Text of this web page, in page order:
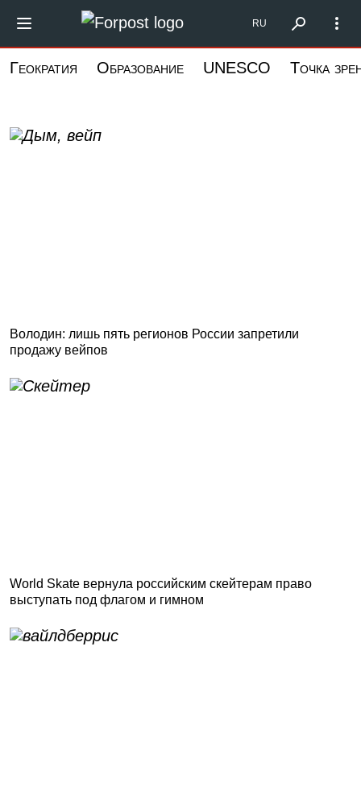
основному
Форпост Северо-
RU
Геократия Образование UNESCO Точка
Володин: лишь пять регионов России запретили
продажу вейпов
World Skate вернула российским скейтерам право
выступать под флагом и гимном